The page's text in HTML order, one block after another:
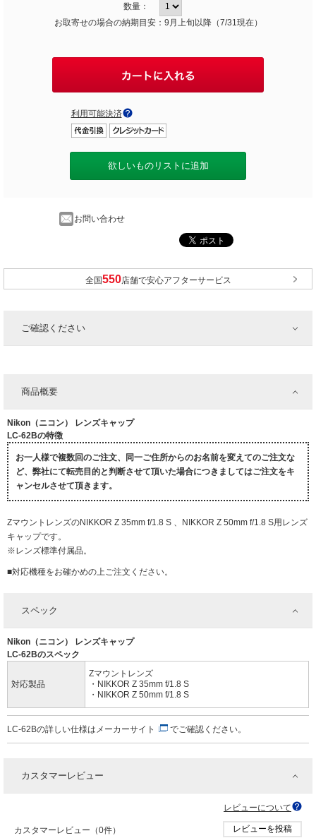
数量：
お取寄せの場合の納期目安：9月上旬以降（7/31現在）
利用可能決済
欲しいものリストに追加
お問い合わせ
全国 店舗で安心アフターサービス
ご確認ください
商品概要
Nikon（ニコン） レンズキャップ
LC-62Bの特徴
お一人様で複数回のご注文、同一ご住所からのお名前を変えてのご注文な
ど、弊社にて転売目的と判断させて頂いた場合につきましてはご注文をキ
ャンセルさせて頂きます。
ZマウントレンズのNIKKOR Z 35mm f/1.8 S 、NIKKOR Z 50mm f/1.8 S用レンズ
キャップです。
※レンズ標準付属品。
■対応機種をお確かめの上ご注文ください。
スペック
Nikon（ニコン） レンズキャップ
LC-62Bのスペック
対応製品
Zマウントレンズ
・NIKKOR Z 35mm f/1.8 S
・NIKKOR Z 50mm f/1.8 S
LC-62Bの詳しい仕様は メーカーサイト でご確認ください。
カスタマーレビュー
レビューについて
カスタマーレビュー（0件） レビューを投稿